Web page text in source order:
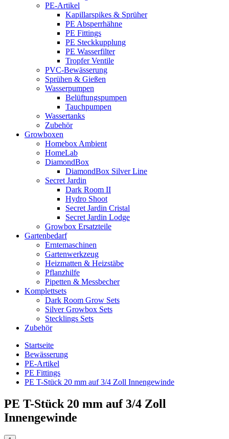
PE-Artikel
Kapillarspikes & Sprüher
PE Absperrhähne
PE Fittings
PE Steckkupplung
PE Wasserfilter
Tropfer Ventile
PVC-Bewässerung
Sprühen & Gießen
Wasserpumpen
Belüftungspumpen
Tauchpumpen
Wassertanks
Zubehör
Growboxen
Homebox Ambient
HomeLab
DiamondBox
DiamondBox Silver Line
Secret Jardin
Dark Room II
Hydro Shoot
Secret Jardin Cristal
Secret Jardin Lodge
Growbox Ersatzteile
Gartenbedarf
Erntemaschinen
Gartenwerkzeug
Heizmatten & Heizstäbe
Pflanzhilfe
Pipetten & Messbecher
Komplettsets
Dark Room Grow Sets
Silver Growbox Sets
Stecklings Sets
Zubehör
Startseite
Bewässerung
PE-Artikel
PE Fittings
PE T-Stück 20 mm auf 3/4 Zoll Innengewinde
PE T-Stück 20 mm auf 3/4 Zoll
Innengewinde